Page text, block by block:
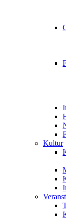
Kultur